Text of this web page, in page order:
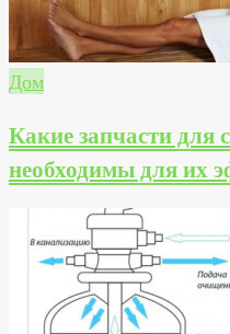
Дом
Какие запчасти для
необходимы для их